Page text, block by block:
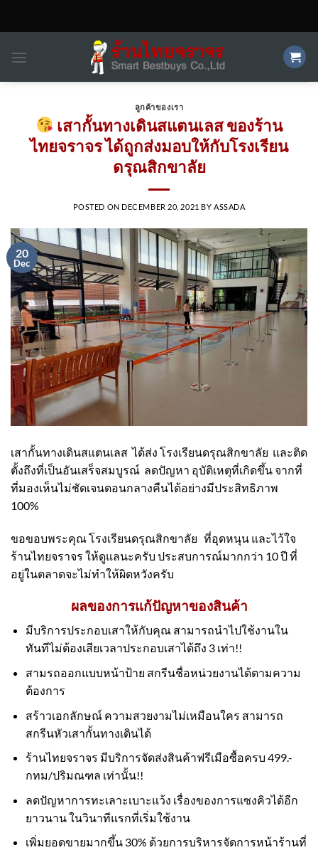
ลูกค้าของเรา
เสากั้นทางเดินสแตนเลส ของร้าน
ไทยจราจร ได้ถูกส่งมอบให้กับโรงเรียน
ดรุณสิกขาลัย
POSTED ON DECEMBER 20, 2021 BY ASSADA
20
Dec
เสากั้นทางเดินสแตนเลส ได้ส่ง โรงเรียนดรุณสิกขาลัย และติด
ตั้งถึงที่เป็นอันเสร็จสมบูรณ์ ลดปัญหา อุบัติเหตุที่เกิดขึ้น จากที่
ที่มองเห็นไม่ชัดเจนตอนกลางคืนได้อย่างมีประสิทธิภาพ
100%
ขอขอบพระคุณ โรงเรียนดรุณสิกขาลัย ที่อุดหนุน และไว้ใจ
ร้านไทยจราจร ให้ดูแลนะครับ ประสบการณ์มากกว่า 10 ปี ที่
อยู่ในตลาดจะไม่ทำให้ผิดหวังครับ
ผลของการแก้ปัญหาของสินค้า
มีบริการประกอบเสาให้กับคุณ สามารถนำไปใช้งานใน
ทันทีไม่ต้องเสียเวลาประกอบเสาได้ถึง 3 เท่า!!
สามรถออกแบบหน้าป้าย สกรีนชื่อหน่วยงานได้ตามความ
ต้องการ
สร้าวเอกลักษณ์ ความสวยงามไม่เหมือนใคร สามารถ
สกรีนหัวเสากั้นทางเดินได้
ร้านไทยจราจร มีบริการจัดส่งสินค้าฟรีเมือซื้อครบ 499.-
กทม/ปริมณฑล เท่านั้น!!
ลดปัญหาการทะเลาะเบาะแว้ง เรื่องของการแซงคิวได้อีก
ยาวนาน ในวินาทีแรกที่เริ่มใช้งาน
เพิ่มยอดขายมากขึ้น 30% ด้วยการบริหารจัดการหน้าร้านที่